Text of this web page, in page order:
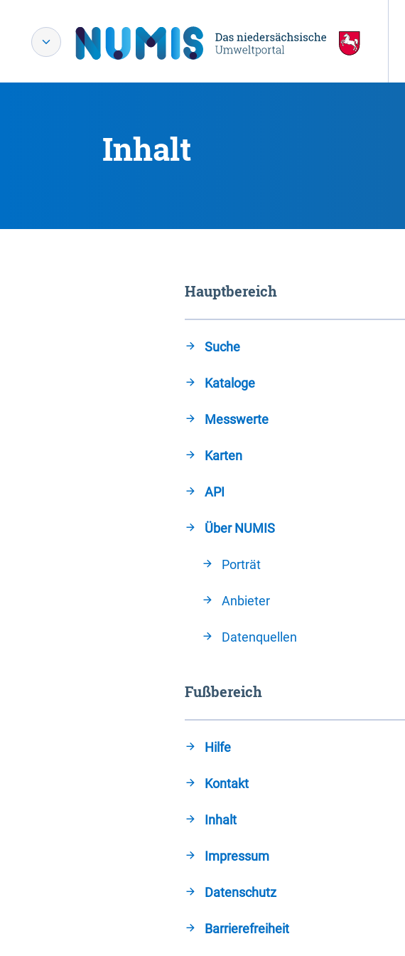
Inhalt
Hauptbereich
Suche
Kataloge
Messwerte
Karten
API
Über NUMIS
Porträt
Anbieter
Datenquellen
Fußbereich
Hilfe
Kontakt
Inhalt
Impressum
Datenschutz
Barrierefreiheit